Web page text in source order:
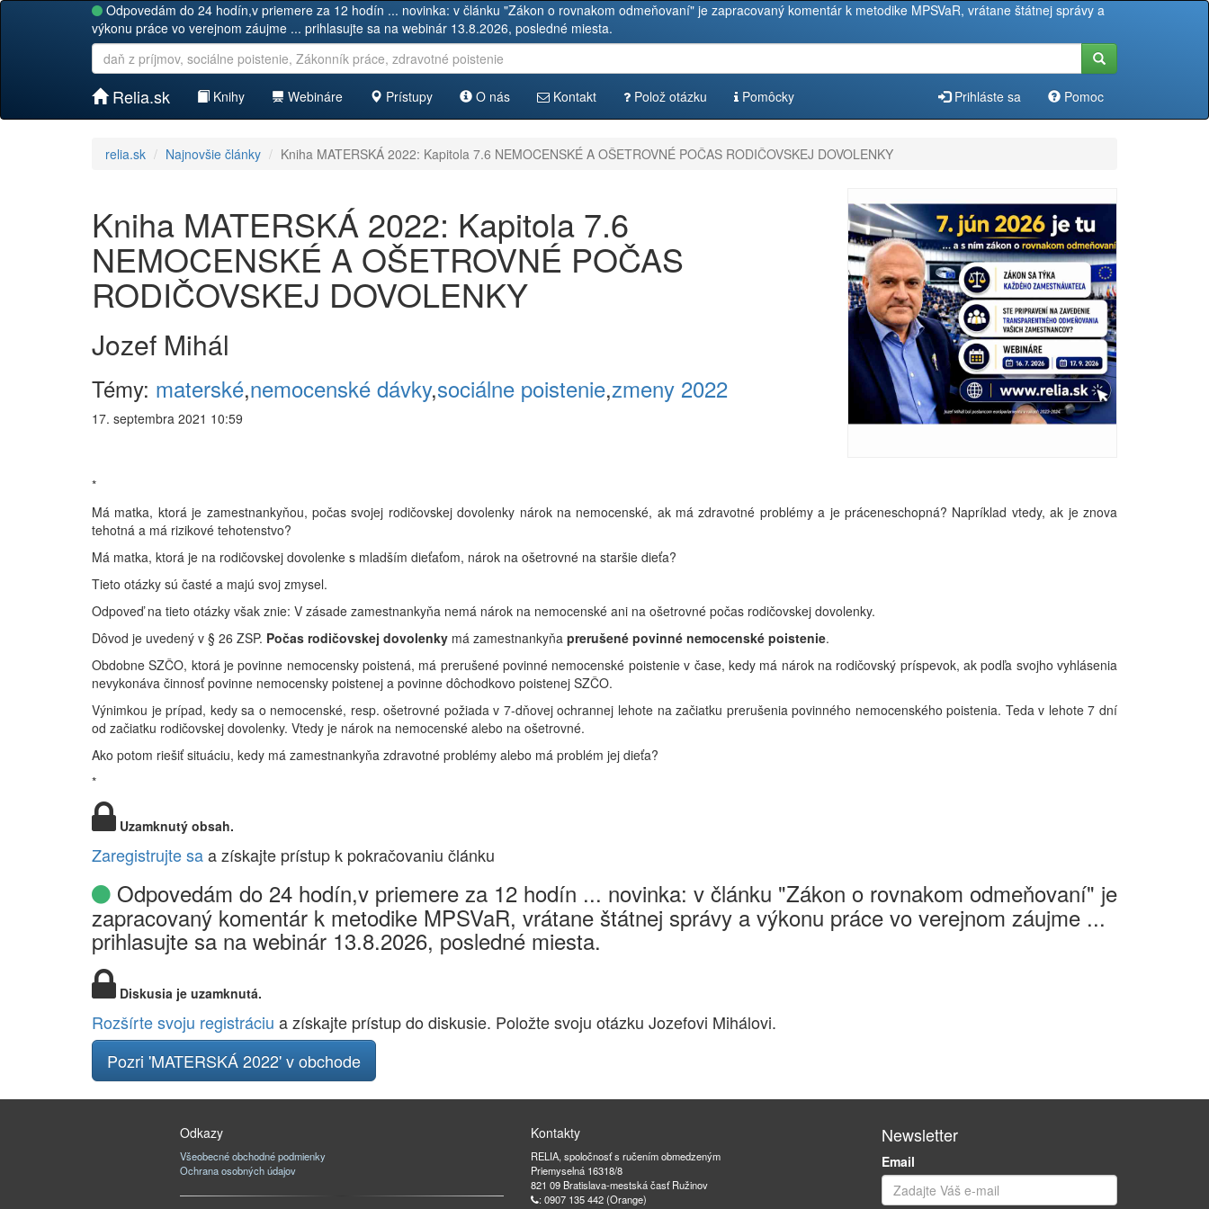
Odpovedám do 24 hodín,v priemere za 12 hodín ... novinka: v článku "Zákon o rovnakom odmeňovaní" je zapracovaný komentár k metodike MPSVaR, vrátane štátnej správy a
výkonu práce vo verejnom záujme ... prihlasujte sa na webinár 13.8.2026, posledné miesta.
Relia.sk Knihy Webináre Prístupy O nás Kontakt Polož otázku Pomôcky Prihláste sa Pomoc
relia.sk Najnovšie články Kniha MATERSKÁ 2022: Kapitola 7.6 NEMOCENSKÉ A OŠETROVNÉ POČAS RODIČOVSKEJ DOVOLENKY
Kniha MATERSKÁ 2022: Kapitola 7.6
NEMOCENSKÉ A OŠETROVNÉ POČAS
RODIČOVSKEJ DOVOLENKY
Jozef Mihál
Témy: materské,nemocenské dávky,sociálne poistenie,zmeny 2022
17. septembra 2021 10:59
*
Má matka, ktorá je zamestnankyňou, počas svojej rodičovskej dovolenky nárok na nemocenské, ak má zdravotné problémy a je práceneschopná? Napríklad vtedy, ak je znova
tehotná a má rizikové tehotenstvo?
Má matka, ktorá je na rodičovskej dovolenke s mladším dieťaťom, nárok na ošetrovné na staršie dieťa?
Tieto otázky sú časté a majú svoj zmysel.
Odpoveď na tieto otázky však znie: V zásade zamestnankyňa nemá nárok na nemocenské ani na ošetrovné počas rodičovskej dovolenky.
Dôvod je uvedený v § 26 ZSP. Počas rodičovskej dovolenky má zamestnankyňa prerušené povinné nemocenské poistenie.
Obdobne SZČO, ktorá je povinne nemocensky poistená, má prerušené povinné nemocenské poistenie v čase, kedy má nárok na rodičovský príspevok, ak podľa svojho vyhlásenia
nevykonáva činnosť povinne nemocensky poistenej a povinne dôchodkovo poistenej SZČO.
Výnimkou je prípad, kedy sa o nemocenské, resp. ošetrovné požiada v 7-dňovej ochrannej lehote na začiatku prerušenia povinného nemocenského poistenia. Teda v lehote 7 dní
od začiatku rodičovskej dovolenky. Vtedy je nárok na nemocenské alebo na ošetrovné.
Ako potom riešiť situáciu, kedy má zamestnankyňa zdravotné problémy alebo má problém jej dieťa?
*
Uzamknutý obsah.
Zaregistrujte saa získajte prístup k pokračovaniu článku
Odpovedám do 24 hodín,v priemere za 12 hodín ... novinka: v článku "Zákon o rovnakom odmeňovaní" je
zapracovaný komentár k metodike MPSVaR, vrátane štátnej správy a výkonu práce vo verejnom záujme ...
prihlasujte sa na webinár 13.8.2026, posledné miesta.
Diskusia je uzamknutá.
Rozšírte svoju registráciu a získajte prístup do diskusie. Položte svoju otázku Jozefovi Mihálovi.
Pozri 'MATERSKÁ 2022' v obchode
Odkazy
Všeobecné obchodné podmienky
Ochrana osobných údajov
Kontakty
RELIA, spoločnosť s ručením obmedzeným
Priemyselná 16318/8
821 09 Bratislava-mestská časť Ružinov
: 0907 135 442 (Orange)
Newsletter
Email